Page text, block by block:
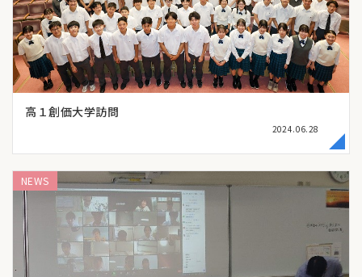
高１創価大学訪問
2024.06.28
NEWS